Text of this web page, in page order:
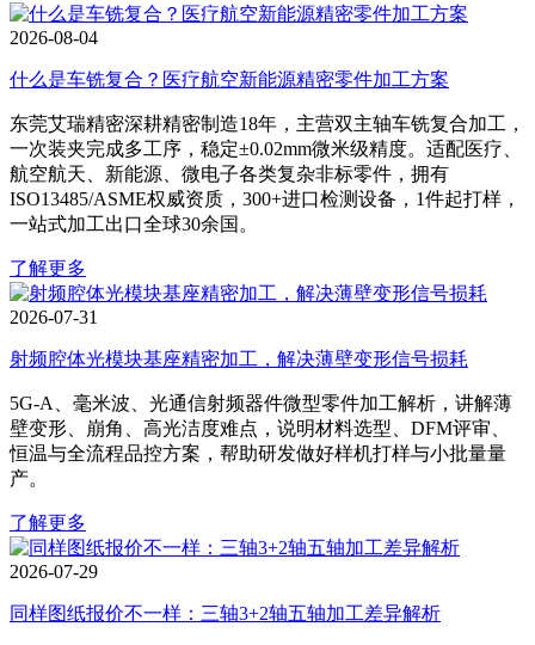
2026-08-04
什么是车铣复合？医疗航空新能源精密零件加工方案
东莞艾瑞精密深耕精密制造18年，主营双主轴车铣复合加工，
一次装夹完成多工序，稳定±0.02mm微米级精度。适配医疗、
航空航天、新能源、微电子各类复杂非标零件，拥有
ISO13485/ASME权威资质，300+进口检测设备，1件起打样，
一站式加工出口全球30余国。
了解更多
2026-07-31
射频腔体光模块基座精密加工，解决薄壁变形信号损耗
5G‑A、毫米波、光通信射频器件微型零件加工解析，讲解薄
壁变形、崩角、高光洁度难点，说明材料选型、DFM评审、
恒温与全流程品控方案，帮助研发做好样机打样与小批量量
产。
了解更多
2026-07-29
同样图纸报价不一样：三轴3+2轴五轴加工差异解析